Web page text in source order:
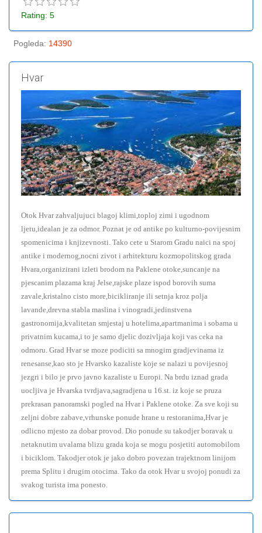
Rating: 5
Pogleda: 14390
Hvar
Otok Hvar zahvaljujuci blagoj klimi,toploj zimi i ugodnom
ljetu,idealan je za odmor. Poznat je od antike po kulturno-povijesnim
spomenicima i knjizevnosti. Tako cete u Starom Gradu naici na spoj
antike i modernog,nocni zivot i arhitekturu kozmopolitskog grada
Hvara,organizirani izleti brodom na Paklene otoke,suncanje na
pjescanim plazama kraj Jelse,rajske plaze ispod borovih suma
zavale,kristalno cisto more,bicikliranje ili setnja kroz polja
lavande,drevna stabla maslina i vinogradi,jedinstvena
gastronomija,kvalitetan smjestaj u hotelima,apartmanima i sobama u
privatnim kucama,i to je samo djelic dozivljaja koji vas ceka na
odmoru. Grad Hvar se moze podiciti sa mnogim gradjevinama iz
renesanse,kao sto je Hvarsko kazaliste koje se nalazi u povijesnoj
jezgri i bilo je prvo javno kazaliste u Europi. Na brdu iznad grada
uocljiva je Hvarska tvrdjava,sagradjena u 16.st. iz koje se pruza
prekrasan panoramski pogled na Hvar i Paklene otoke. Za sve koji su
zeljni dobre zabave,vrhunske ponude hrane u restoranima,Hvar je
odlicno mjesto za dobar provod. Dio ponude su takodjer boravak u
netaknutim uvalama blizu grada koja se mogu posjetiti automobilom
i biciklom. Takodjer otok je jako dobro povezan trajektnom linijom
prema Splitu i drugim otocima. Tako da otok Hvar u svojoj ponudi za
svakog turista ima ponesto.